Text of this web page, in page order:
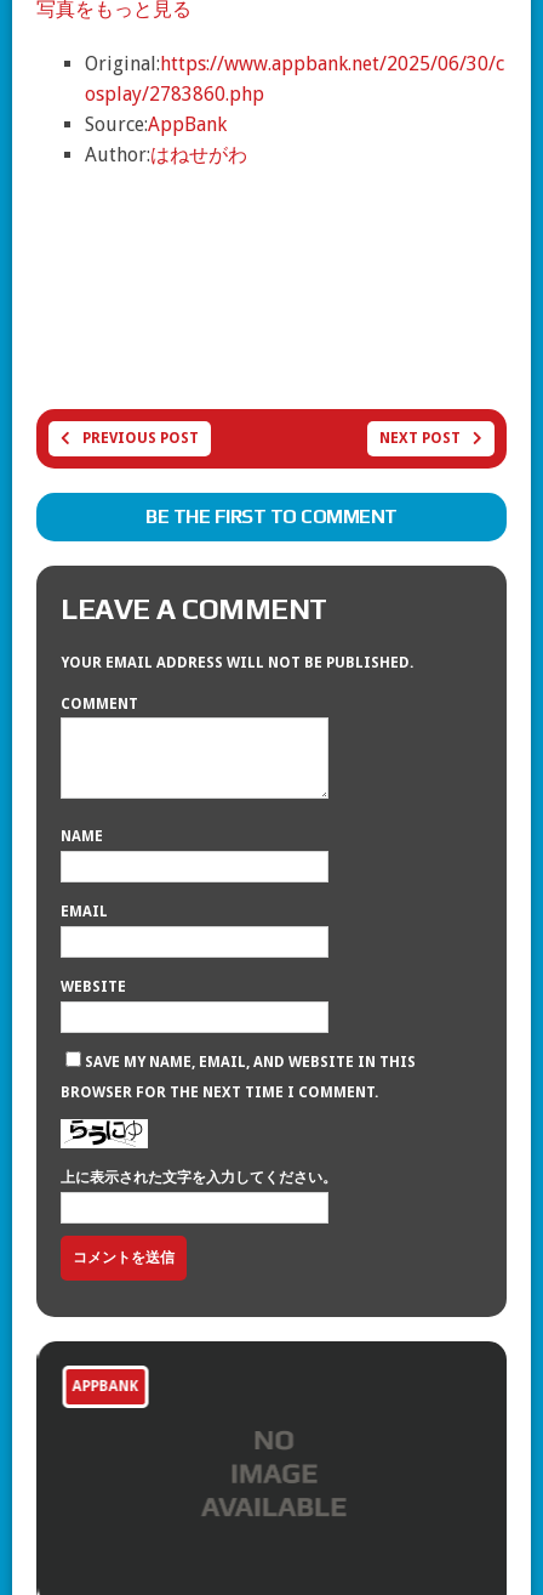
写真をもっと見る
Original:https://www.appbank.net/2025/06/30/c
osplay/2783860.php
Source:AppBank
Author:はねせがわ
PREVIOUS POST NEXT POST
BE THE FIRST TO COMMENT
LEAVE A COMMENT
YOUR EMAIL ADDRESS WILL NOT BE PUBLISHED.
COMMENT
NAME
EMAIL
WEBSITE
SAVE MY NAME, EMAIL, AND WEBSITE IN THIS
BROWSER FOR THE NEXT TIME I COMMENT.
上に表示された文字を入力してください。
APPBANK